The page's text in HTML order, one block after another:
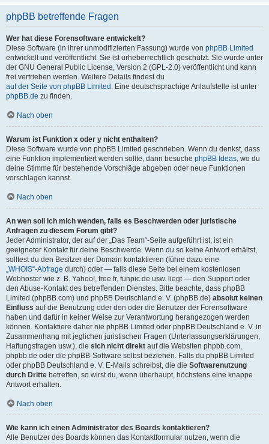
phpBB betreffende Fragen
Wer hat diese Forensoftware entwickelt?
Diese Software (in ihrer unmodifizierten Fassung) wurde von phpBB Limited
entwickelt und veröffentlicht. Sie ist urheberrechtlich geschützt. Sie wurde unter
der GNU General Public License, Version 2 (GPL-2.0) veröffentlicht und kann
frei vertrieben werden. Weitere Details findest du
auf der Seite von phpBB Limited . Eine deutschsprachige Anlaufstelle ist unter
phpBB.de zu finden.
Nach oben
Warum ist Funktion x oder y nicht enthalten?
Diese Software wurde von phpBB Limited geschrieben. Wenn du denkst, dass
eine Funktion implementiert werden sollte, dann besuche phpBB Ideas, wo du
deine Stimme für bestehende Vorschläge abgeben oder neue Funktionen
vorschlagen kannst.
Nach oben
An wen soll ich mich wenden, falls es Beschwerden oder juristische
Anfragen zu diesem Forum gibt?
Jeder Administrator, der auf der „Das Team“-Seite aufgeführt ist, ist ein
geeigneter Kontakt für deine Beschwerde. Wenn du so keine Antwort erhältst,
solltest du den Besitzer der Domain kontaktieren (führe dazu eine
„WHOIS“-Abfrage durch) oder — falls diese Seite bei einem kostenlosen
Webhoster wie z. B. Yahoo!, free.fr, funpic.de usw. liegt — den Support oder
den Abuse-Kontakt des betreffenden Dienstes. Bitte beachte, dass phpBB
Limited (phpBB.com) und phpBB Deutschland e. V. (phpBB.de) absolut keinen
Einfluss auf die Benutzung oder den oder die Benutzer der Forensoftware
haben und dafür in keiner Weise zur Verantwortung herangezogen werden
können. Kontaktiere daher nie phpBB Limited oder phpBB Deutschland e. V. in
Zusammenhang mit jeglichen juristischen Fragen (Unterlassungserklärungen,
Haftungsfragen usw.), die sich nicht direkt auf die Websiten phpbb.com,
phpbb.de oder die phpBB-Software selbst beziehen. Falls du phpBB Limited
oder phpBB Deutschland e. V. E-Mails schreibst, die die Softwarenutzung
durch Dritte betreffen, so wirst du, wenn überhaupt, höchstens eine knappe
Antwort erhalten.
Nach oben
Wie kann ich einen Administrator des Boards kontaktieren?
Alle Benutzer des Boards können das Kontaktformular nutzen, wenn die